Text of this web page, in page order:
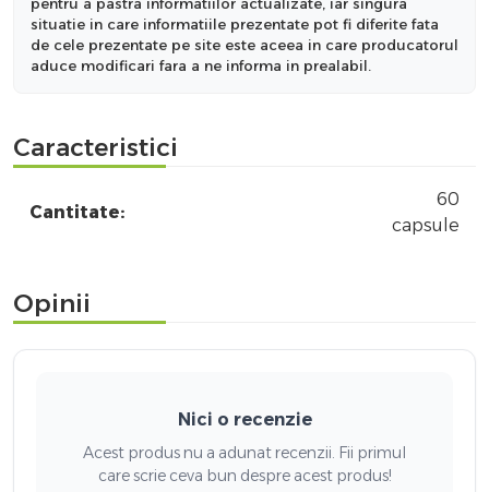
situatie in care informatiile prezentate pot fi diferite fata
de cele prezentate pe site este aceea in care producatorul
aduce modificari fara a ne informa in prealabil.
Caracteristici
Cantitate:
60
capsule
Opinii
Nici o recenzie
Acest produs nu a adunat recenzii. Fii primul
care scrie ceva bun despre acest produs!